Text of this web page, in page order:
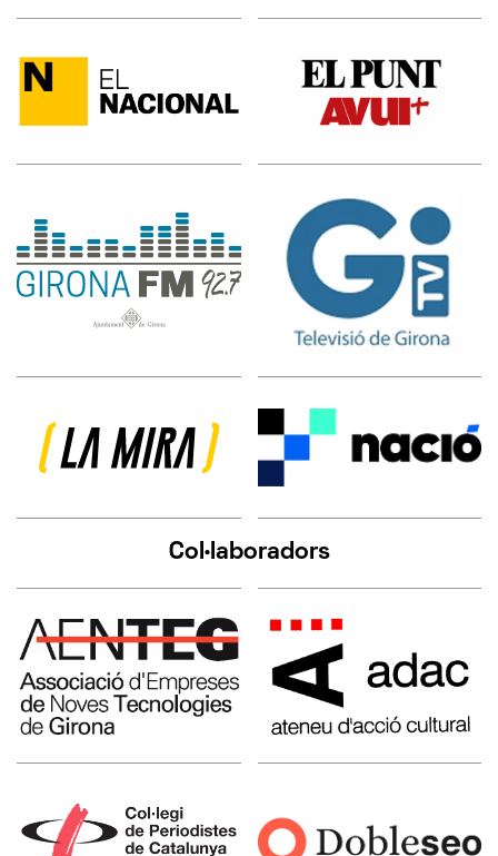
Col·laboradors